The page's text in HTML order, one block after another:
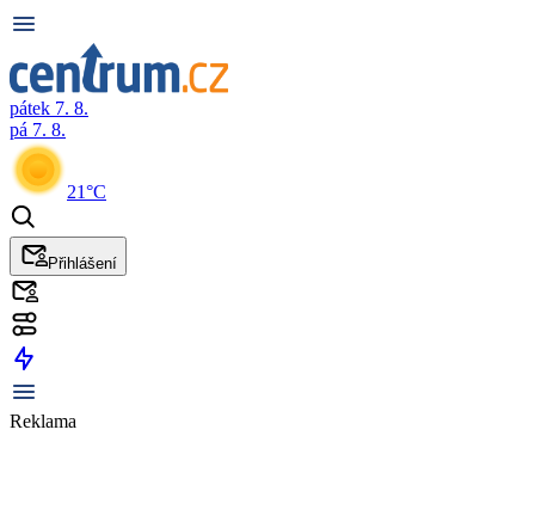
pátek 7. 8.
pá 7. 8.
21°C
Přihlášení
Reklama